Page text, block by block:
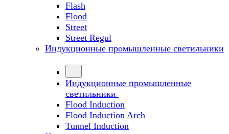
Flash
Flood
Street
Street Regul
Индукционные промышленные светильники
Индукционные промышленные
светильники
Flood Induction
Flood Induction Arch
Tunnel Induction